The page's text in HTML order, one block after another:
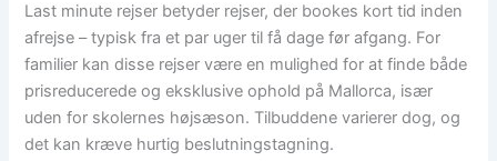
Last minute rejser betyder rejser, der bookes kort tid inden
afrejse – typisk fra et par uger til få dage før afgang. For
familier kan disse rejser være en mulighed for at finde både
prisreducerede og eksklusive ophold på Mallorca, især
uden for skolernes højsæson. Tilbuddene varierer dog, og
det kan kræve hurtig beslutningstagning.